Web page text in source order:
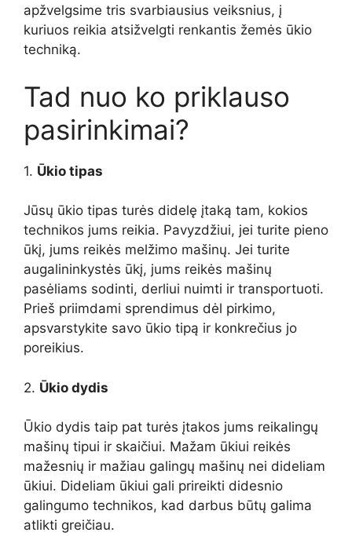
apžvelgsime tris svarbiausius veiksnius, į
kuriuos reikia atsižvelgti renkantis žemės ūkio
techniką.
Tad nuo ko priklauso
pasirinkimai?
1. Ūkio tipas
Jūsų ūkio tipas turės didelę įtaką tam, kokios
technikos jums reikia. Pavyzdžiui, jei turite pieno
ūkį, jums reikės melžimo mašinų. Jei turite
augalininkystės ūkį, jums reikės mašinų
pasėliams sodinti, derliui nuimti ir transportuoti.
Prieš priimdami sprendimus dėl pirkimo,
apsvarstykite savo ūkio tipą ir konkrečius jo
poreikius.
2. Ūkio dydis
Ūkio dydis taip pat turės įtakos jums reikalingų
mašinų tipui ir skaičiui. Mažam ūkiui reikės
mažesnių ir mažiau galingų mašinų nei dideliam
ūkiui. Dideliam ūkiui gali prireikti didesnio
galingumo technikos, kad darbus būtų galima
atlikti greičiau.